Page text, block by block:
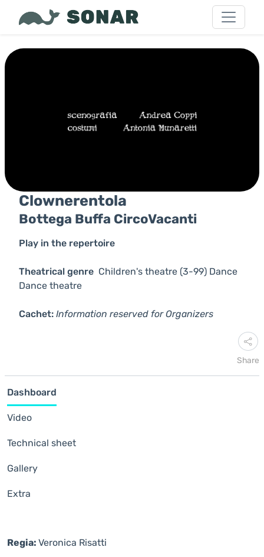
Clownerentola
Bottega Buffa CircoVacanti
Play in the repertoire
Theatrical genre Children's theatre (3-99) Dance
Dance theatre
Cachet: Information reserved for Organizers
Share
Dashboard
Video
Technical sheet
Gallery
Extra
Regia: Veronica Risatti